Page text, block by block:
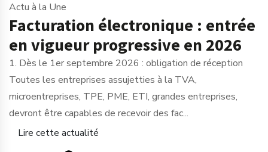
Actu à la Une
Facturation électronique : entrée
en vigueur progressive en 2026
1. Dès le 1er septembre 2026 : obligation de réception
Toutes les entreprises assujetties à la TVA,
microentreprises, TPE, PME, ETI, grandes entreprises,
devront être capables de recevoir des fac...
Lire cette actualité